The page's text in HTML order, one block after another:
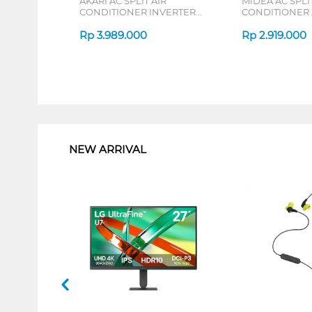
CONDITIONER INVERTER
Rp 3.989.000
CONDITIONER
Rp 2.919.000
NEW ARRIVAL